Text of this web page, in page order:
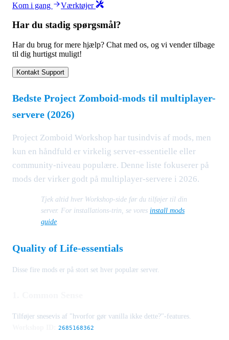
Kom i gang Værktøjer
Har du stadig spørgsmål?
Har du brug for mere hjælp? Chat med os, og vi vender tilbage
til dig hurtigst muligt!
Kontakt Support
Bedste Project Zomboid-mods til multiplayer-
servere (2026)
Project Zomboid Workshop har tusindvis af mods, men
kun en håndfuld er virkelig server-essentielle eller
community-niveau populære. Denne liste fokuserer på
mods der virker godt på multiplayer-servere i 2026.
Tjek altid hver Workshop-side før du tilføjer til din
server. For installations-trin, se vores install mods
guide.
Quality of Life-essentials
Disse fire mods er på stort set hver populær server.
Tilføjer snesevis af "hvorfor gør vanilla ikke dette?"-features.
2685168362